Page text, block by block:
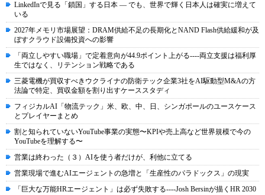
LinkedInで見る「鎖国」する日本 ― でも、世界で輝く日本人は確実に増えて
いる
2027年メモリ市場展望：DRAM供給不足の長期化とNAND Flash供給緩和が及
ぼすクラウド設備投資への影響
「両立しやすい職場」で定着意向が44.9ポイント上がる----両立支援は福利厚
生ではなく、リテンション戦略である
三菱電機が買収すべきウクライナの防衛テック企業3社をAI駆動型M&Aの方
法論で特定、買収金額を割り出すケーススタディ
フィジカルAI「物流テック」米、欧、中、日、シンガポールのユースケース
とプレイヤーまとめ
割と知られていないYouTube事業の実態〜KPIや売上高など世界規模で今の
YouTubeを理解する〜
営業は終わった（３）AIを使う者だけが、利他に立てる
営業現場で進むAIエージェントの急増と「生産性のパラドックス」の現実
「巨大な万能HRエージェント」は必ず失敗する----Josh Bersinが描くHR 2030